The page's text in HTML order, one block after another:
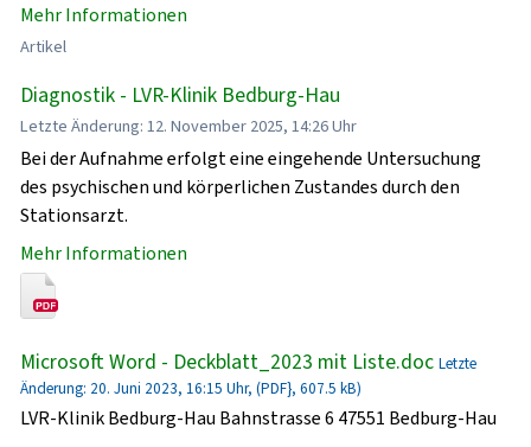
Mehr Informationen
Artikel
Diagnostik - LVR-Klinik Bedburg-Hau
Letzte Änderung: 12. November 2025, 14:26 Uhr
Bei der Aufnahme erfolgt eine eingehende Untersuchung
des psychischen und körperlichen Zustandes durch den
Stationsarzt.
Mehr Informationen
Microsoft Word - Deckblatt_2023 mit Liste.doc Letzte
Änderung: 20. Juni 2023, 16:15 Uhr, (PDF}, 607.5 kB)
LVR-Klinik Bedburg-Hau Bahnstrasse 6 47551 Bedburg-Hau